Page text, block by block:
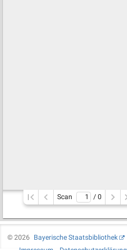
Scan / 0
©2026
Bayerische Staatsbibliothek